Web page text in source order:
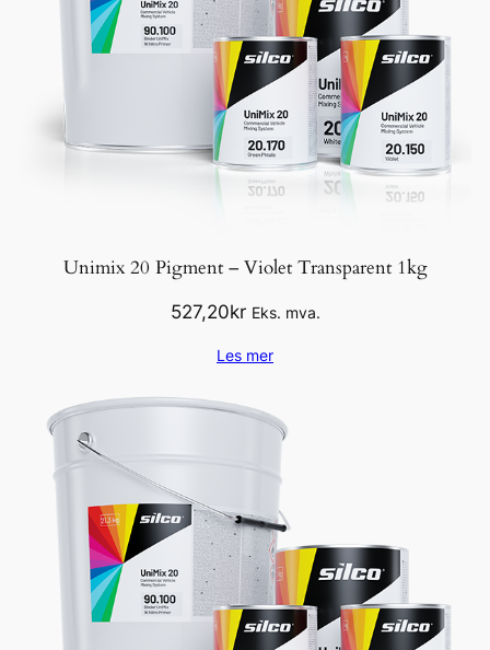
Unimix 20 Pigment – Violet Transparent 1kg
527,20kr Eks. mva.
Les mer